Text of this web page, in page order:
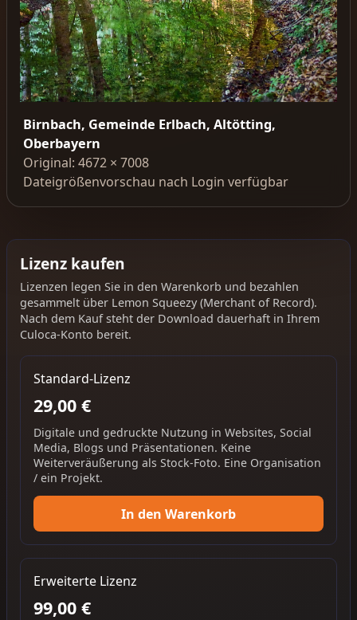
Birnbach, Gemeinde Erlbach, Altötting,
Oberbayern
Original: 4672 × 7008
Dateigrößenvorschau nach Login verfügbar
Lizenz kaufen
Lizenzen legen Sie in den Warenkorb und bezahlen
gesammelt über Lemon Squeezy (Merchant of Record).
Nach dem Kauf steht der Download dauerhaft in Ihrem
Culoca-Konto bereit.
Standard-Lizenz
29,00 €
Digitale und gedruckte Nutzung in Websites, Social
Media, Blogs und Präsentationen. Keine
Weiterveräußerung als Stock-Foto. Eine Organisation
/ ein Projekt.
In den Warenkorb
Erweiterte Lizenz
99,00 €